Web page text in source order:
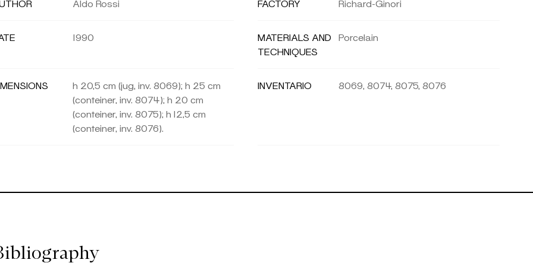
Aldo Rossi FACTORY Richard-Ginori
1990
MATERIALS AND
TECHNIQUES
Porcelain
h 20,5 cm (jug, inv. 8069); h 25 cm
(conteiner, inv. 8074); h 20 cm
(conteiner, inv. 8075); h 12,5 cm
(conteiner, inv. 8076).
INVENTARIO 8069, 8074, 8075, 8076